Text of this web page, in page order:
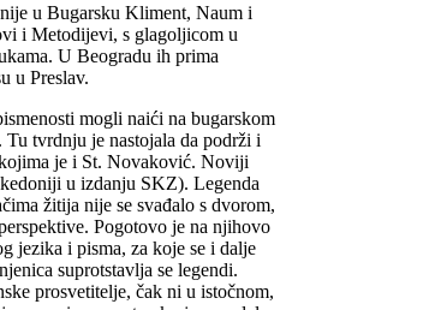
u Bugarsku Kliment, Naum i
i Metodijevi, s glagoljicom u
U Beogradu ih prima
u Preslav.
mogli naići na bugarskom
tvrdnju je nastojala da podrži i
je i St. Novaković. Noviji
u izdanju SKZ). Legenda
žitija nije se svađalo s dvorom,
Pogotovo je na njihovo
jezika i pisma, za koje se i dalje
suprotstavlja se legendi.
prosvetitelje, čak ni u istočnom,